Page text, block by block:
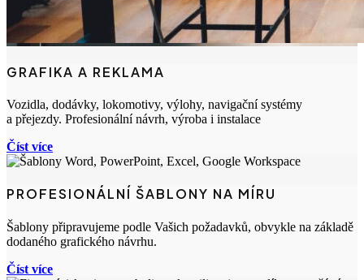
GRAFIKA A REKLAMA
Vozidla, dodávky, lokomotivy, výlohy, navigační systémy
a přejezdy. Profesionální návrh, výroba i instalace
Číst více
PROFESIONÁLNÍ ŠABLONY NA MÍRU
Šablony připravujeme podle Vašich požadavků, obvykle na základě
dodaného grafického návrhu.
Číst více